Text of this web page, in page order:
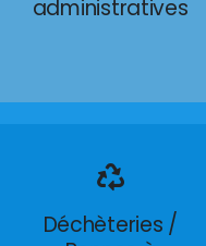
administratives
Déchèteries /